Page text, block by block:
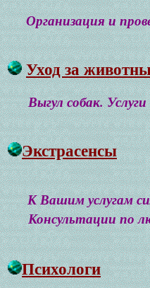
Организация и
Уход за
Выгул собак. Услуги
Экстрасенсы
К Вашим услугам
Консультации по
Психологи